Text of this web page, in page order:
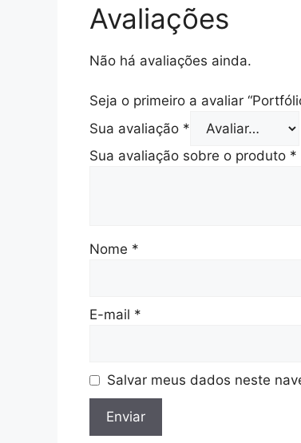
Avaliações
Não há avaliações ainda.
Seja o primeiro a avaliar
Sua avaliação *
Sua avaliação sobre o produto *
Nome *
E-mail *
Salvar meus dados neste